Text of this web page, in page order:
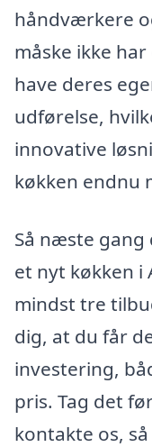
håndværkere
måske ikke
have deres
udførelse,
innovative
køkken endnu
Så næste gang
et nyt køkken i
mindst tre
dig, at du får
investering,
pris. Tag det
kontakte os,